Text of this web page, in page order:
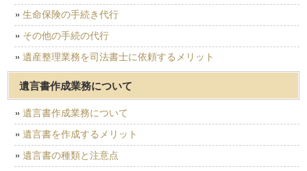
生命保険の手続き代行
その他の手続の代行
遺産整理業務を司法書士に依頼するメリット
遺言書作成業務について
遺言書作成業務について
遺言書を作成するメリット
遺言書の種類と注意点